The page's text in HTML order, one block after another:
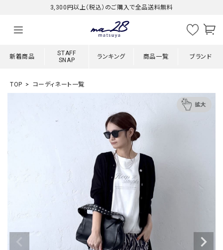
3,300円以上（税込）のご購入で全品送料無料
新着商品
STAFF
SNAP
ランキング 商品一覧 ブランド
TOP コーディネート一覧